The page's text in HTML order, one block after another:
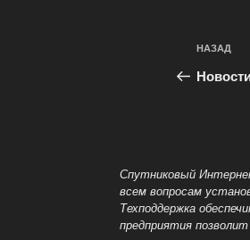
по
запись:
НАЗАД
Спутниковый
всем вопросам
Техподдержка
предприятия